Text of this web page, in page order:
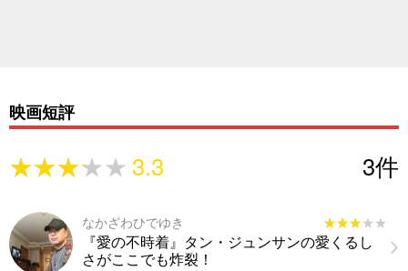
映画短評
★★★★★
★★★★★ 3.3 3件
なかざわひでゆき ★★★★★
★★★★★
『愛の不時着』タン・ジュンサンの愛くるし
さがここでも炸裂！